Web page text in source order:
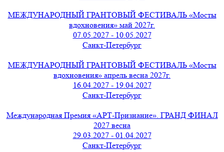
МЕЖДУНАРОДНЫЙ ГРАНТОВЫЙ ФЕСТИВАЛЬ «Мосты
вдохновения» май 2027г.
07.05.2027 - 10.05.2027
Санкт-Петербург
МЕЖДУНАРОДНЫЙ ГРАНТОВЫЙ ФЕСТИВАЛЬ «Мосты
вдохновения» апрель весна 2027г.
16.04.2027 - 19.04.2027
Санкт-Петербург
Международная Премия «АРТ-Признание». ГРАНД ФИНАЛ
2027 весна
29.03.2027 - 01.04.2027
Санкт-Петербург